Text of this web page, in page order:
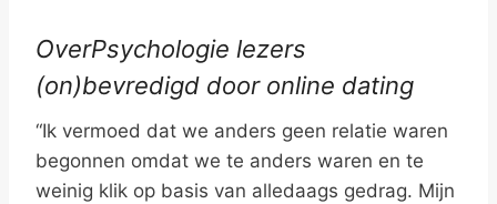
OverPsychologie lezers
(on)bevredigd door online dating
“Ik vermoed dat we anders geen relatie waren
begonnen omdat we te anders waren en te
weinig klik op basis van alledaags gedrag. Mijn